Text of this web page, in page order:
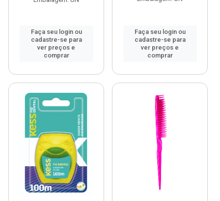
Faça seu login ou
cadastre-se para
ver preços e
comprar
Faça seu login ou
cadastre-se para
ver preços e
comprar